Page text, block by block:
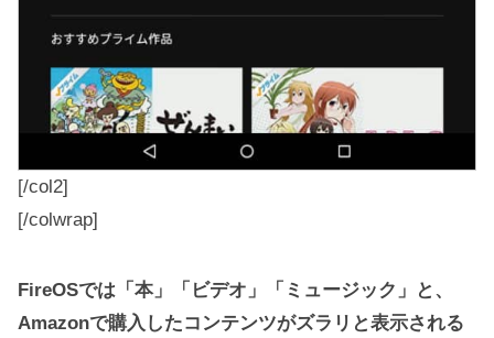
[/col2]
[/colwrap]
FireOSでは「本」「ビデオ」「ミュージック」と、
Amazonで購入したコンテンツがズラリと表示される